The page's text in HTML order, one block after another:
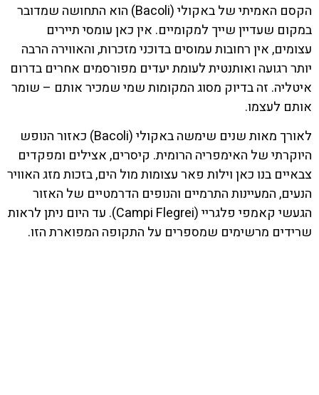
הקסם האמיתי של באקולי (Bacoli) הוא התחושה שמדובר
במקום שעדיין שייך למקומיים. אין כאן עומסי תיירים
עצומים, אין רחובות עמוסים בדוכני מזכרות, והאווירה הרבה
יותר רגועה ואותנטית לעומת יעדים מפורסמים אחרים בדרום
איטליה. זה בדיוק מסוג המקומות שמי שמכיר אותם – שומר
אותם לעצמו.
לאורך מאות שנים שימשה באקולי (Bacoli) כאזור הנופש
היוקרתי של האימפריה הרומית. קיסרים, אצילים ומפקדים
צבאיים בנו כאן וילות פאר עצומות מול הים, בזכות מזג האוויר
הנעים, המעיינות התרמיים והנופים הדרמטיים של האזור
הגעשי קאמפי פלגריי (Campi Flegrei). עד היום ניתן לראות
שרידים מרשימים שמספרים על התקופה המפוארת הזו.